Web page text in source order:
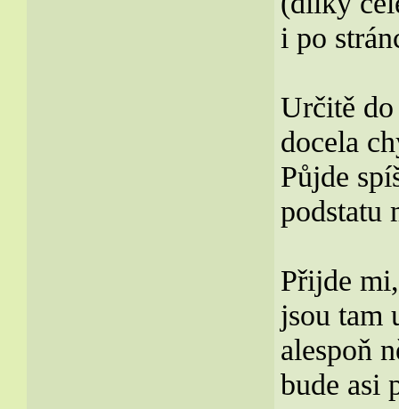
i po
Určitě
docela
Půjde
podstatu
Přijde
jsou tam
alespoň
bude asi